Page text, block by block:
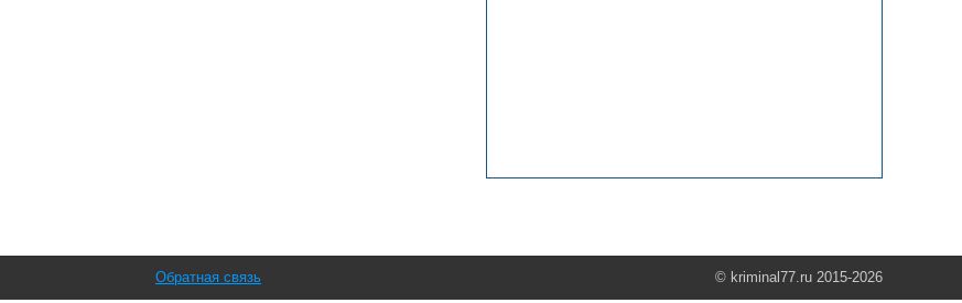
© kriminal77.ru 2015-2026
Обратная связь